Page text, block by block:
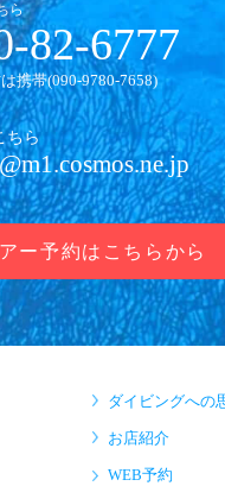
ら
82-6777
携帯(090-9780-7658)
ちら
ー予約はこちらから
ダイビングへの
お店紹介
WEB予約